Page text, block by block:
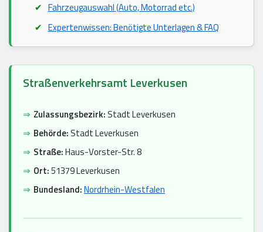
Fahrzeugauswahl (Auto, Motorrad etc.)
Expertenwissen: Benötigte Unterlagen & FAQ
Straßenverkehrsamt Leverkusen
⇒ Zulassungsbezirk: Stadt Leverkusen
⇒ Behörde: Stadt Leverkusen
⇒ Straße:Haus-Vorster-Str. 8
⇒ Ort:51379 Leverkusen
⇒ Bundesland:Nordrhein-Westfalen